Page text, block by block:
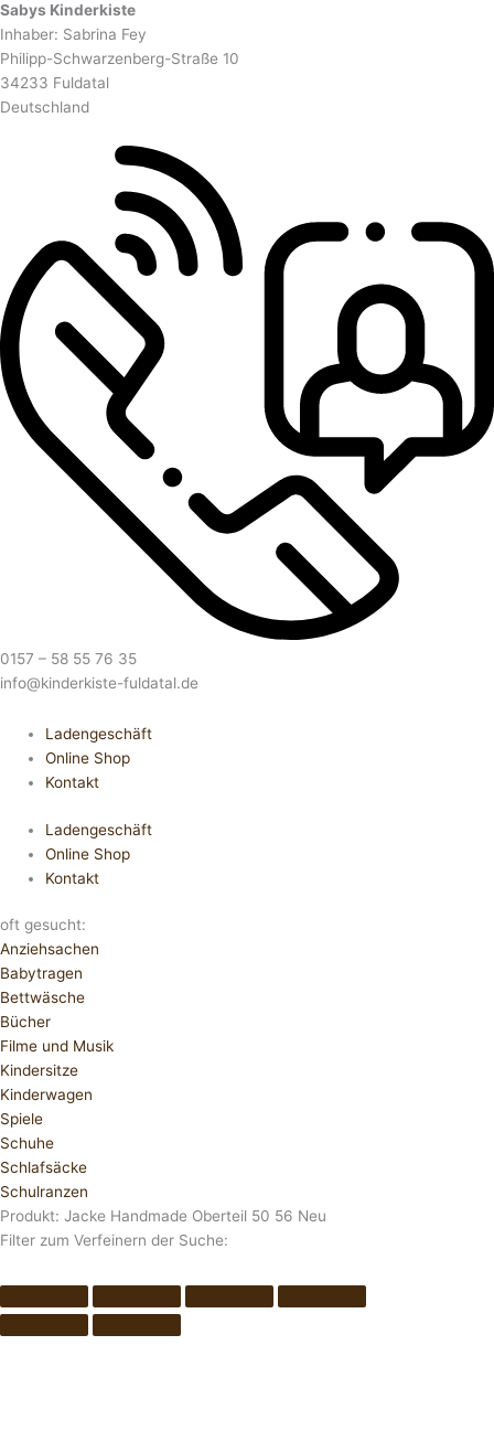
Sabys Kinderkiste
Inhaber: Sabrina Fey
Philipp-Schwarzenberg-Straße 10
34233 Fuldatal
Deutschland
0157 – 58 55 76 35
info@kinderkiste-fuldatal.de
Ladengeschäft
Online Shop
Kontakt
Ladengeschäft
Online Shop
Kontakt
oft gesucht:
Anziehsachen
Babytragen
Bettwäsche
Bücher
Filme und Musik
Kindersitze
Kinderwagen
Spiele
Schuhe
Schlafsäcke
Schulranzen
Produkt: Jacke Handmade Oberteil 50 56 Neu
Filter zum Verfeinern der Suche: